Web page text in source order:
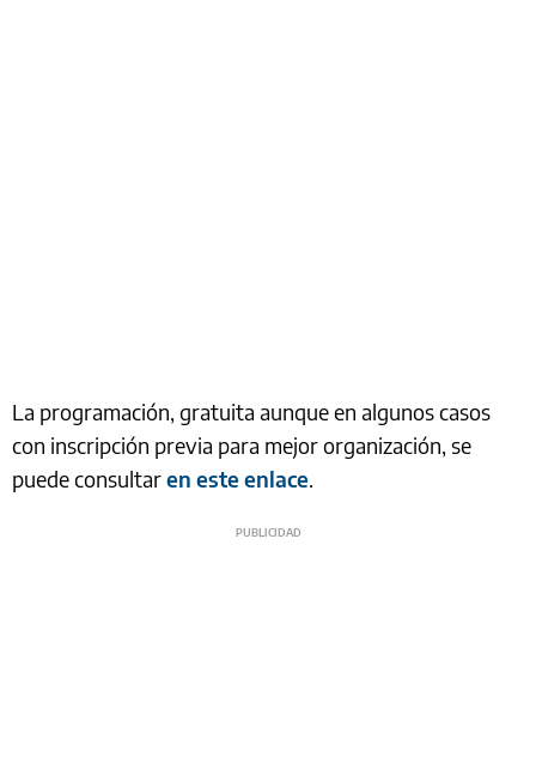
La programación, gratuita aunque en algunos casos
con inscripción previa para mejor organización, se
puede consultaren este enlace.